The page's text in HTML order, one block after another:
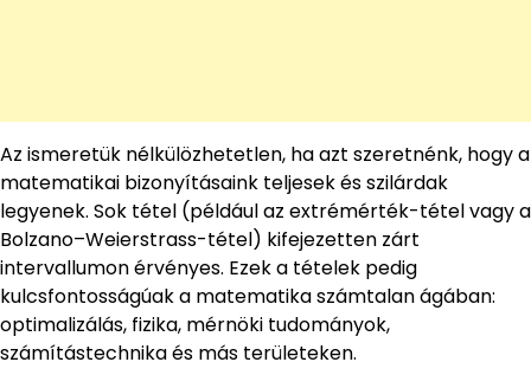
Az ismeretük nélkülözhetetlen, ha azt szeretnénk, hogy a
matematikai bizonyításaink teljesek és szilárdak
legyenek. Sok tétel (például az extrémérték-tétel vagy a
Bolzano–Weierstrass-tétel) kifejezetten zárt
intervallumon érvényes. Ezek a tételek pedig
kulcsfontosságúak a matematika számtalan ágában:
optimalizálás, fizika, mérnöki tudományok,
számítástechnika és más területeken.